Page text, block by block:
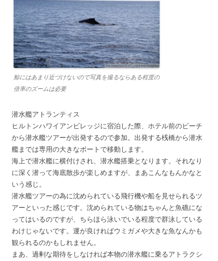
鯨にはあまり近づけないので写真を撮るならある程度の
倍率のズームは必要
潜水艦アトランティス
ヒルトンハワイアンビレッジに宿泊した際、ホテル前のビーチ
から潜水艦ツアーが出発するので参加。出発する桟橋から潜水
艦までは専用の大きなボートで移動します。
海上で潜水艦に横付けされ、潜水艦搭乗となります。それなり
に深く潜って海底散歩が楽しめますが、まあこんなもんかなと
いう感じ。
潜水艦ツアーの為に沈められている飛行機や船を見せられるツ
アーといった感じです。沈められている物はちゃんと魚礁にな
ってはいるのですが、ちらほら泳いでいる程度で群泳している
わけじゃないです。運が良ければウミガメや大きな魚なんかも
観られるのかもしれません。
まあ、過剰な期待をしなければ本物の潜水艦に乗るアトラクシ